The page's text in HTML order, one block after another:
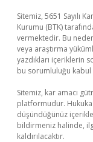
Sitemiz, 5651 Sayılı
Kurumu (BTK)
vermektedir. Bu
veya araştırma
yazdıkları içeriklerin
bu sorumluluğu kabul
Sitemiz, kar amacı
platformudur. Hukuka
düşündüğünüz
bildirmeniz halinde,
kaldırılacaktır.